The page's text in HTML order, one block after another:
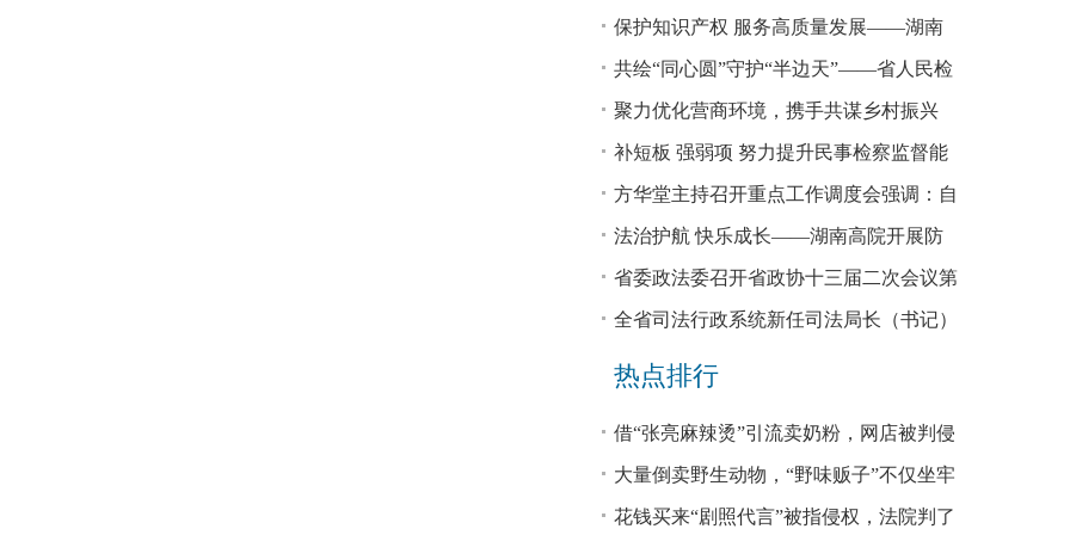
回税款损失48.2亿元
保护知识产权 服务高质量发展——湖南
省公安厅公布打击侵犯知识产权犯罪10起
典型案例
共绘“同心圆”守护“半边天”——省人民检
察院、省妇联共同主办检察开放日活动
聚力优化营商环境，携手共谋乡村振兴
—— 省法院驻大坪村工作队、村“两委”干
部赴企参观学习调研
补短板 强弱项 努力提升民事检察监督能
力
方华堂主持召开重点工作调度会强调：自
我加压 砥砺奋进 推动工作更有成效 更加
出彩
法治护航 快乐成长——湖南高院开展防
欺凌、防性侵公益普法宣讲
省委政法委召开省政协十三届二次会议第
0327号提案办理座谈会
全省司法行政系统新任司法局长（书记）
培训班开班 方华堂作专题辅导
热点排行
借“张亮麻辣烫”引流卖奶粉，网店被判侵
权！
大量倒卖野生动物，“野味贩子”不仅坐牢
还得赔钱
花钱买来“剧照代言”被指侵权，法院判了